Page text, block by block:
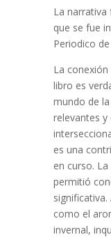
La narrativa
que se fue
Periodico
La
libro es
mundo de
relevantes
es una
en curso.
permitió
como el
invernal,